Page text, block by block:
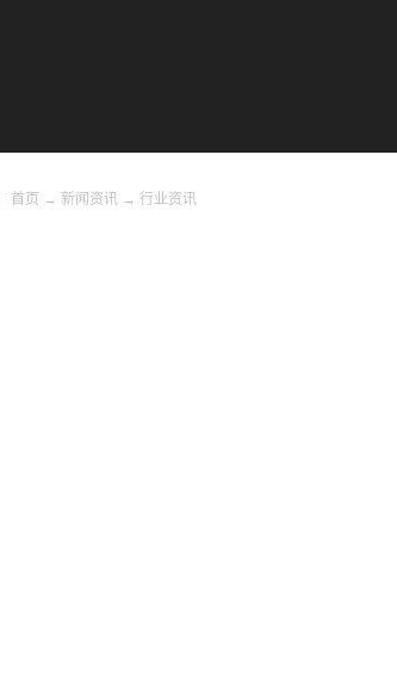
首页 → 新闻资讯 → 行业资讯